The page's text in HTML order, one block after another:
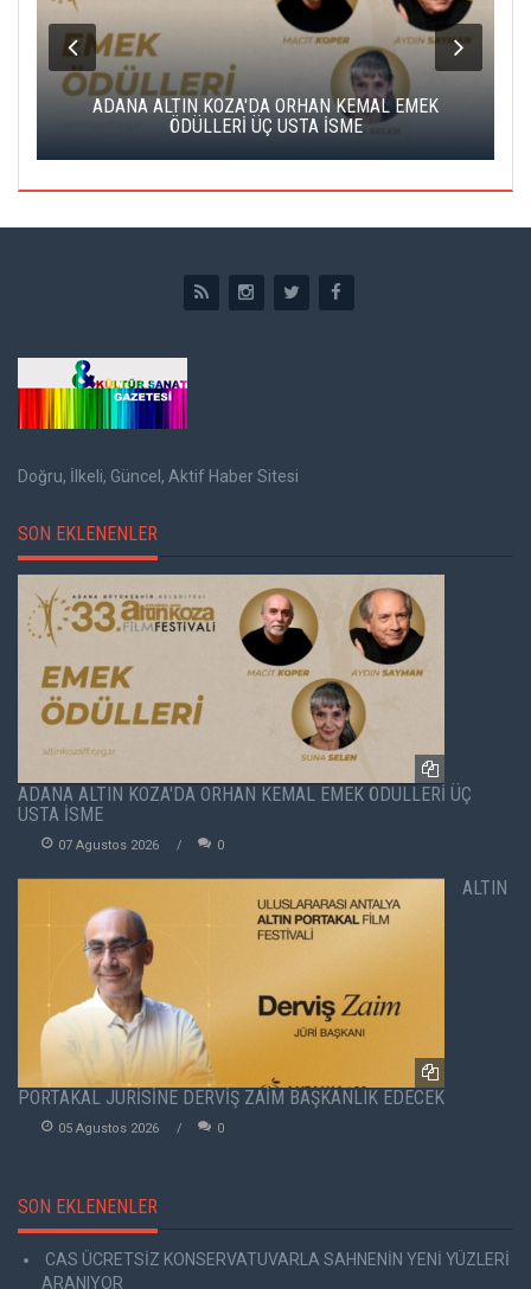
ADANA ALTIN KOZA'DA ORHAN KEMAL EMEK
ÖDÜLLERİ ÜÇ USTA İSME
Doğru, İlkeli, Güncel, Aktif Haber Sitesi
SON EKLENENLER
ADANA ALTIN KOZA'DA ORHAN KEMAL EMEK ÖDÜLLERİ ÜÇ
USTA İSME
07 Agustos 2026 0
ALTIN
PORTAKAL JÜRİSİNE DERVİŞ ZAİM BAŞKANLIK EDECEK
05 Agustos 2026 0
SON EKLENENLER
CAS ÜCRETSİZ KONSERVATUVARLA SAHNENİN YENİ YÜZLERİ
ARANIYOR